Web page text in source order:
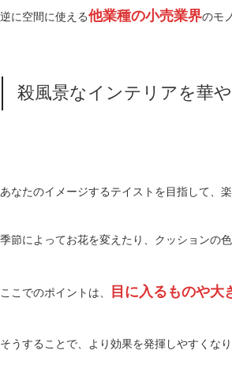
逆に空間に使える他業種の小売業界のモ
殺風景なインテリアを華
あなたのイメージするテイストを目指して、
季節によってお花を変えたり、クッションの
ここでのポイントは、 目に入るものや大
そうすることで、より効果を発揮しやすくなり